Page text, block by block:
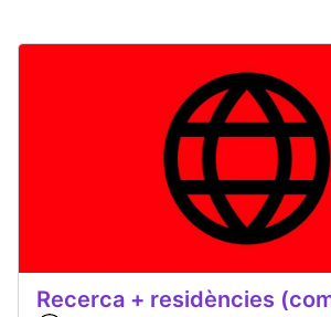
Recerca + residències